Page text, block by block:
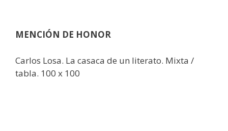
MENCIÓN DE HONOR
Carlos Losa. La casaca de un literato. Mixta /
tabla. 100 x 100